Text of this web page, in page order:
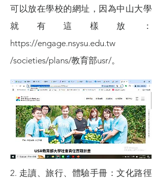
可以放在學校的網址，因為中山大學
就有這樣放：
https://engage.nsysu.edu.tw
/societies/plans/教育部usr/。
2. 走讀、旅行、體驗手冊：文化路徑